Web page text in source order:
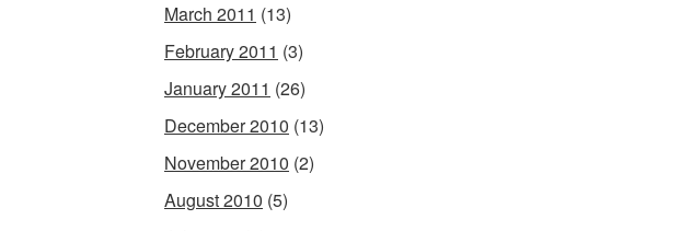
March 2011 (13)
February 2011 (3)
January 2011 (26)
December 2010 (13)
November 2010 (2)
August 2010 (5)